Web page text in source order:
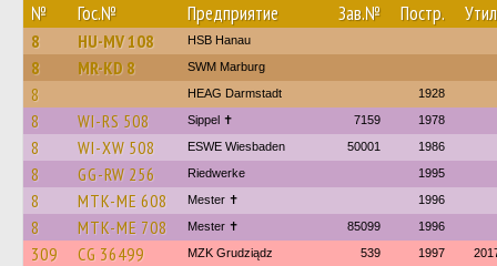
№ Гос.№ Предприятие Зав.№ Постр.
8 HU-MV 108 HSB Hanau
8 MR-KD 8 SWM Marburg
8 HEAG Darmstadt 1928
8 WI-RS 508 Sippel ✝︎ 7159 1978
8 WI-XW 508 ESWE Wiesbaden 50001 1986
8 GG-RW 256 Riedwerke 1995
8 MTK-ME 608 Mester ✝ 1996
8 MTK-ME 708 Mester ✝ 85099 1996
309 CG 36499 MZK Grudziądz 539 1997